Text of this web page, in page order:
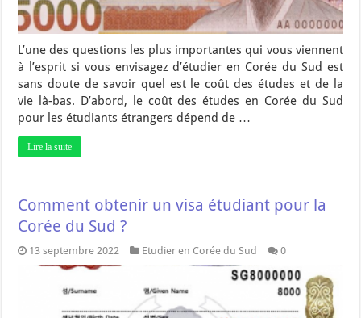
L’une des questions les plus importantes qui vous viennent
à l’esprit si vous envisagez d’étudier en Corée du Sud est
sans doute de savoir quel est le coût des études et de la
vie là-bas. D’abord, le coût des études en Corée du Sud
pour les étudiants étrangers dépend de …
Lire la suite
Comment obtenir un visa étudiant pour la
Corée du Sud ?
13 septembre 2022 Etudier en Corée du Sud 0